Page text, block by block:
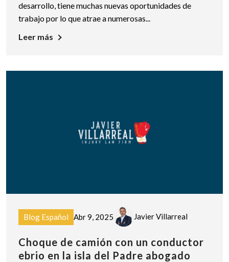
desarrollo, tiene muchas nuevas oportunidades de
trabajo por lo que atrae a numerosas...
Leer más
Blog Español Abr 9, 2025 Javier Villarreal
Choque de camión con un conductor
ebrio en la isla del Padre abogado